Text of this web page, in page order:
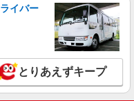
イバー
とりあえずキープ